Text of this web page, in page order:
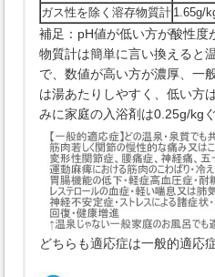
ガス性を除く溶存物質計 1.65g/
補足：pH値が低い方が酸性度
物質計は簡単に言い換えると
で、数値が高い方が濃厚、一
は湯あたりしやすく、低い方
みに家庭の入浴剤は0.25g/kg
どちらも適応症は一般的適応